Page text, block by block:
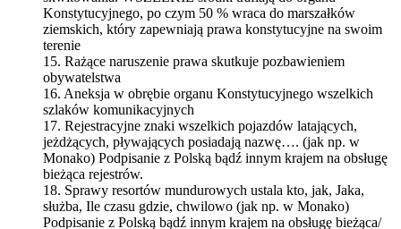
Konstytucyjnego, po czym 50 % wraca do marszałków
ziemskich, który zapewniają prawa konstytucyjne na swoim
terenie
15. Rażące naruszenie prawa skutkuje pozbawieniem
obywatelstwa
16. Aneksja w obrębie organu Konstytucyjnego wszelkich
szlaków komunikacyjnych
17. Rejestracyjne znaki wszelkich pojazdów latających,
jeżdżących, pływających posiadają nazwę…. (jak np. w
Monako) Podpisanie z Polską bądź innym krajem na obsługę
bieżąca rejestrów.
18. Sprawy resortów mundurowych ustala kto, jak, Jaka,
służba, Ile czasu gdzie, chwilowo (jak np. w Monako)
Podpisanie z Polską bądź innym krajem na obsługę bieżąca/